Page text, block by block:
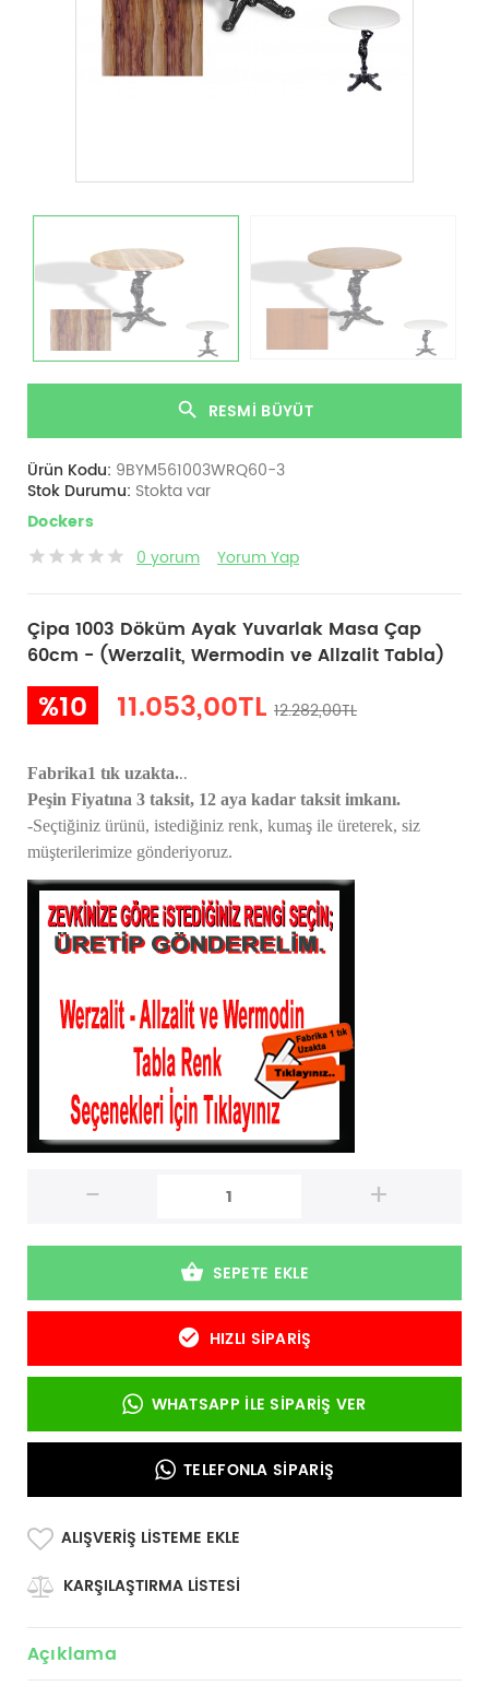
RESMI BÜYÜT
Ürün Kodu: 9BYM561003WRQ60-3
Stok Durumu: Stokta var
Dockers
0 yorum
Yorum Yap
Çipa 1003 Döküm Ayak Yuvarlak Masa Çap
60cm - (Werzalit, Wermodin ve Allzalit Tabla)
%10 11.053,00TL 12.282,00TL
Fabrika1 tık uzakta...
Peşin Fiyatına 3 taksit, 12 aya kadar taksit imkanı.
-Seçtiğiniz ürünü, istediğiniz renk, kumaş ile üreterek, siz
müşterilerimize gönderiyoruz.
- +
SEPETE EKLE
HIZLI SIPARIŞ
WHATSAPP İLE SIPARIŞ VER
TELEFONLA SIPARIŞ
ALIŞVERIŞ LISTEME EKLE
KARŞILAŞTIRMA LISTESI
Açıklama